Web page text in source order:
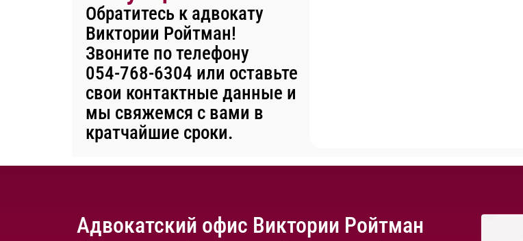
Обратитесь к адвокату
Виктории Ройтман!
Звоните по телефону
054-768-6304 или оставьте
свои контактные данные и
мы свяжемся с вами в
кратчайшие сроки.
Адвокатский офис Виктории Ройтман